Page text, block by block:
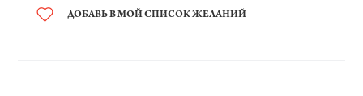
ДОБАВЬ В МОЙ СПИСОК ЖЕЛАНИЙ